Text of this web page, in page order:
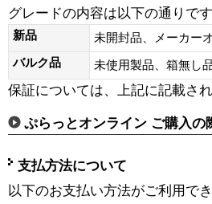
グレードの内容は以下の通りで
新品
未開封品、メーカー
バルク品
未使用製品、箱無
保証については、上記に記載さ
ぷらっとオンライン ご購入の
支払方法について
以下のお支払い方法がご利用で